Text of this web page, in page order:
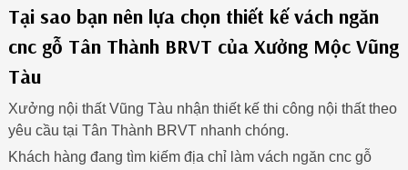
Tại sao bạn nên lựa chọn thiết kế vách ngăn
cnc gỗ Tân Thành BRVT của Xưởng Mộc Vũng
Tàu
Xưởng nội thất Vũng Tàu nhận thiết kế thi công nội thất theo
yêu cầu tại Tân Thành BRVT nhanh chóng.
Khách hàng đang tìm kiếm địa chỉ làm vách ngăn cnc gỗ